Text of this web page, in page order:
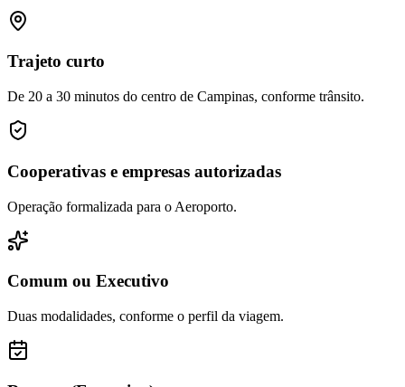
Trajeto curto
De 20 a 30 minutos do centro de Campinas, conforme trânsito.
Cooperativas e empresas autorizadas
Operação formalizada para o Aeroporto.
Comum ou Executivo
Duas modalidades, conforme o perfil da viagem.